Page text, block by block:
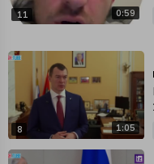
11 0:59
8 1:05